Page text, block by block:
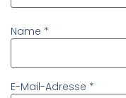
Name *
E-Mail-Adresse *